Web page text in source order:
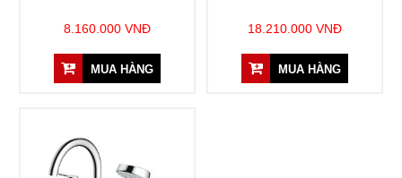
8.160.000 VNĐ
MUA HÀNG
18.210.000 VNĐ
MUA HÀNG